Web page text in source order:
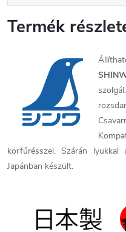
Termék
körfűrésszel. Szárán lyukkal
Japánban készült.